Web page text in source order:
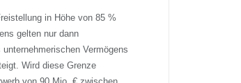
in Höhe von 85 %
gelten nur dann
Vermögens
Wird diese Grenze